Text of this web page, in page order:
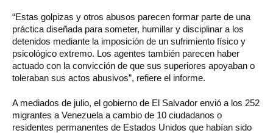
“Estas golpizas y otros abusos parecen formar parte de una
práctica diseñada para someter, humillar y disciplinar a los
detenidos mediante la imposición de un sufrimiento físico y
psicológico extremo. Los agentes también parecen haber
actuado con la convicción de que sus superiores apoyaban o
toleraban sus actos abusivos”, refiere el informe.
A mediados de julio, el gobierno de El Salvador envió a los 252
migrantes a Venezuela a cambio de 10 ciudadanos o
residentes permanentes de Estados Unidos que habían sido